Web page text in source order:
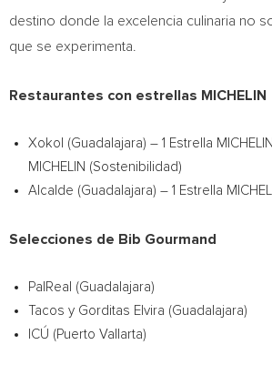
destino donde la excelencia culinaria no
que se experimenta.
Restaurantes con estrellas MICHELIN
Xokol (Guadalajara) – 1 Estrella
MICHELIN (Sostenibilidad)
Alcalde (Guadalajara) – 1 Estrella
Selecciones de Bib Gourmand
PalReal (Guadalajara)
Tacos y Gorditas Elvira (Guadalajara)
ICÚ (Puerto Vallarta)